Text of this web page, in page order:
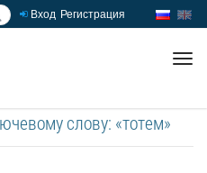
Вход Регистрация
слову: «тотем»